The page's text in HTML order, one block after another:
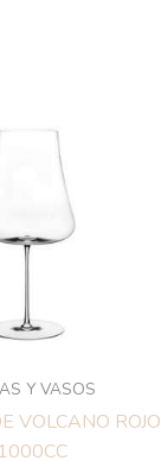
Y VASOS
VOLCANO ROJO
1000CC